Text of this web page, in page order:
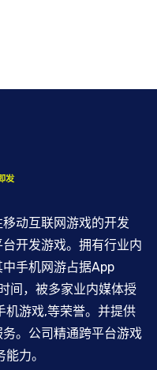
动互联网游戏的开发
开发游戏。拥有行业内
手机网游占据App
间，被多家业内媒体授
机游戏,等荣誉。并提供
。公司精通跨平台游戏
力。